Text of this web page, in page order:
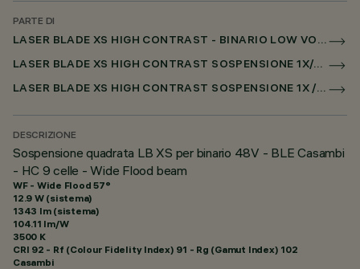
PARTE DI
LASER BLADE XS HIGH CONTRAST - BINARIO LOW VOLTAGE SOSPENSIONE
LASER BLADE XS HIGH CONTRAST SOSPENSIONE 1X/4X/9X PER BINARIO LOW VOLTAGE CASAMBI
LASER BLADE XS HIGH CONTRAST SOSPENSIONE 1X / 4X / 9X PER SUPERRAIL CASAMBI
DESCRIZIONE
Sospensione quadrata LB XS per binario 48V - BLE Casambi
- HC 9 celle - Wide Flood beam
WF - Wide Flood 57°
12.9 W (sistema)
1343 lm (sistema)
104.11 lm/W
3500 K
CRI 92 - Rf (Colour Fidelity Index) 91 - Rg (Gamut Index) 102
Casambi